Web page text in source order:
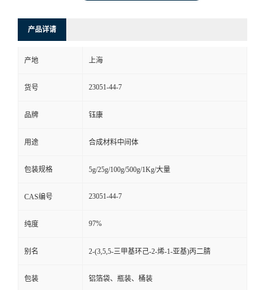
产品详请
产地 上海
货号 23051-44-7
品牌 钰康
用途 合成材料中间体
包装规格 5g/25g/100g/500g/1Kg/大量
CAS编号 23051-44-7
纯度 97%
别名 2-(3,5,5-三甲基环己-2-烯-1-亚基)丙二腈
包装 铝箔袋、瓶装、桶装